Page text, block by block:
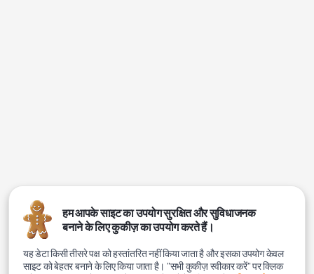
हम आपके साइट का उपयोग सुरक्षित और सुविधाजनक
बनाने के लिए कुकीज़ का उपयोग करते हैं।
यह डेटा किसी तीसरे पक्ष को हस्तांतरित नहीं किया जाता है और इसका उपयोग केवल
साइट को बेहतर बनाने के लिए किया जाता है। "सभी कुकीज़ स्वीकार करें" पर क्लिक